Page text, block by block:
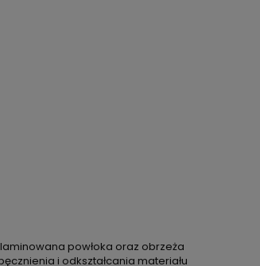
powłoka oraz obrzeża
i odkształcania materiału